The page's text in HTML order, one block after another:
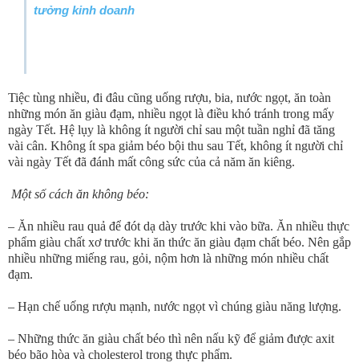
tưởng kinh doanh
Tiệc tùng nhiều, đi đâu cũng uống rượu, bia, nước ngọt, ăn toàn
những món ăn giàu đạm, nhiều ngọt là điều khó tránh trong mấy
ngày Tết. Hệ lụy là không ít người chỉ sau một tuần nghỉ đã tăng
vài cân. Không ít spa giảm béo bội thu sau Tết, không ít người chỉ
vài ngày Tết đã đánh mất công sức của cả năm ăn kiêng.
Một số cách ăn không béo:
– Ăn nhiều rau quả để đót dạ dày trước khi vào bữa. Ăn nhiều thực
phẩm giàu chất xơ trước khi ăn thức ăn giàu đạm chất béo. Nên gắp
nhiều những miếng rau, gỏi, nộm hơn là những món nhiều chất
đạm.
– Hạn chế uống rượu mạnh, nước ngọt vì chúng giàu năng lượng.
– Những thức ăn giàu chất béo thì nên nấu kỹ để giảm được axit
béo bão hòa và cholesterol trong thực phẩm.